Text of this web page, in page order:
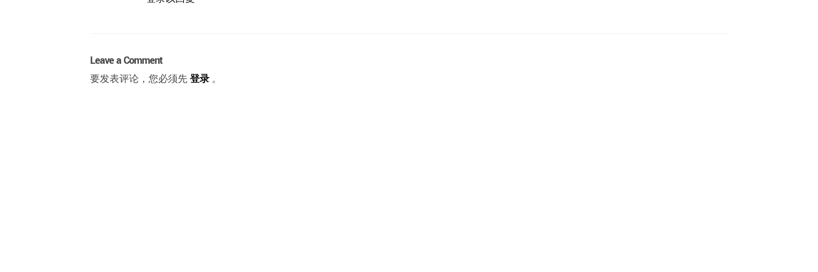
Leave a Comment
要发表评论，您必须先 登录 。